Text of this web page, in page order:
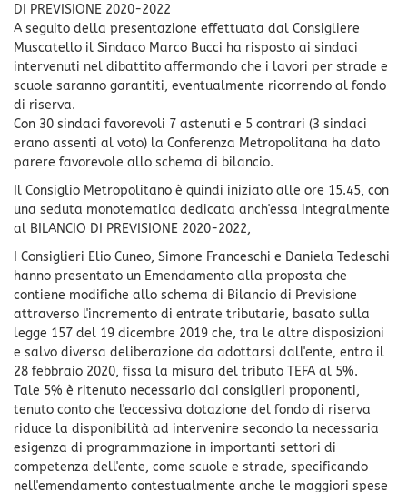
DI PREVISIONE 2020-2022
A seguito della presentazione effettuata dal Consigliere
Muscatello il Sindaco Marco Bucci ha risposto ai sindaci
intervenuti nel dibattito affermando che i lavori per strade e
scuole saranno garantiti, eventualmente ricorrendo al fondo
di riserva.
Con 30 sindaci favorevoli 7 astenuti e 5 contrari (3 sindaci
erano assenti al voto) la Conferenza Metropolitana ha dato
parere favorevole allo schema di bilancio.
Il Consiglio Metropolitano è quindi iniziato alle ore 15.45, con
una seduta monotematica dedicata anch'essa integralmente
al BILANCIO DI PREVISIONE 2020-2022,
I Consiglieri Elio Cuneo, Simone Franceschi e Daniela Tedeschi
hanno presentato un Emendamento alla proposta che
contiene modifiche allo schema di Bilancio di Previsione
attraverso l'incremento di entrate tributarie, basato sulla
legge 157 del 19 dicembre 2019 che, tra le altre disposizioni
e salvo diversa deliberazione da adottarsi dall'ente, entro il
28 febbraio 2020, fissa la misura del tributo TEFA al 5%.
Tale 5% è ritenuto necessario dai consiglieri proponenti,
tenuto conto che l'eccessiva dotazione del fondo di riserva
riduce la disponibilità ad intervenire secondo la necessaria
esigenza di programmazione in importanti settori di
competenza dell'ente, come scuole e strade, specificando
nell'emendamento contestualmente anche le maggiori spese